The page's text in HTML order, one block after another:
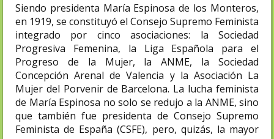
Siendo presidenta María Espinosa de los Monteros,
en 1919, se constituyó el Consejo Supremo Feminista
integrado por cinco asociaciones: la Sociedad
Progresiva Femenina, la Liga Española para el
Progreso de la Mujer, la ANME, la Sociedad
Concepción Arenal de Valencia y la Asociación La
Mujer del Porvenir de Barcelona. La lucha feminista
de María Espinosa no solo se redujo a la ANME, sino
que también fue presidenta de Consejo Supremo
Feminista de España (CSFE), pero, quizás, la mayor